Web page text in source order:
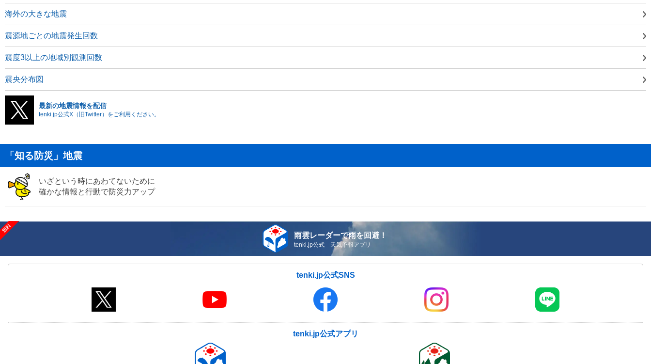
海外の大きな地震
震源地ごとの地震発生回数
震度3以上の地域別観測回数
震央分布図
最新の地震情報を配信
tenki.jp公式X（旧Twitter）をご利用ください。
「知る防災」地震
いざという時にあわてないために
確かな情報と行動で防災力アップ
雨雲レーダーで雨を回避！
tenki.jp公式 天気予報アプリ
tenki.jp公式SNS
tenki.jp公式アプリ